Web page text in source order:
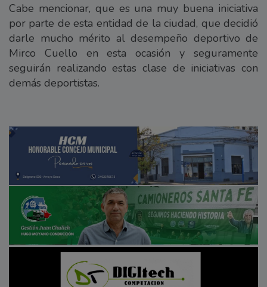
Cabe mencionar, que es una muy buena iniciativa
por parte de esta entidad de la ciudad, que decidió
darle mucho mérito al desempeño deportivo de
Mirco Cuello en esta ocasión y seguramente
seguirán realizando estas clase de iniciativas con
demás deportistas.